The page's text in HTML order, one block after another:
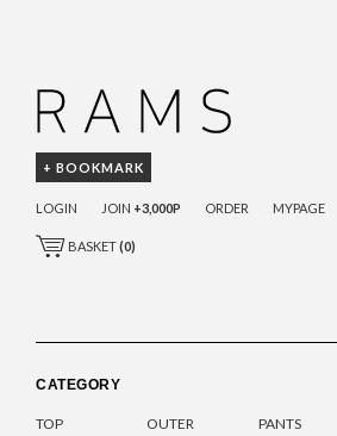
+ BOOKMARK
LOGIN JOIN +3,000P ORDER MYPAGE
BASKET(0)
CATEGORY
TOP OUTER
PANTS